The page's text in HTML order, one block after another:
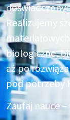
Realizujemy
biologiczne,
aż po
pod potrzeby
Zaufaj nauce